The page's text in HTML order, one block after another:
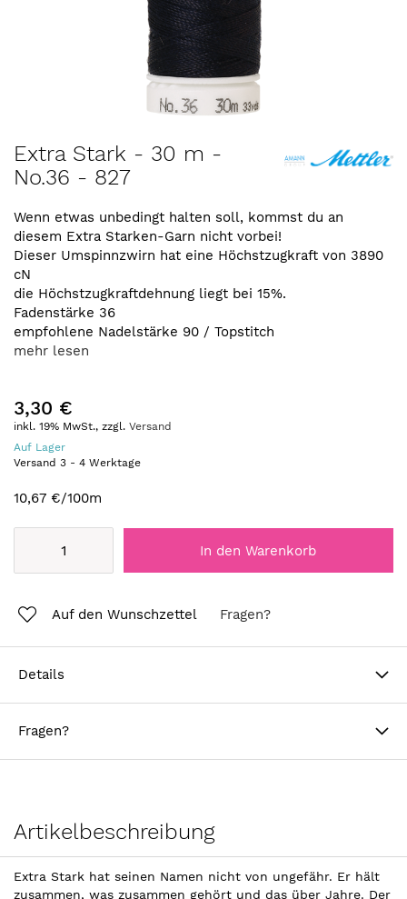
Anfang
der
springen
Extra Stark - 30 m -
No.36 - 827
Wenn etwas unbedingt halten soll, kommst du an
diesem Extra Starken-Garn nicht vorbei!
Dieser Umspinnzwirn hat eine Höchstzugkraft von 3890
cN
die Höchstzugkraftdehnung liegt bei 15%.
Fadenstärke 36
empfohlene Nadelstärke 90 / Topstitch
mehr lesen
3,30 €
inkl. 19% MwSt., zzgl. Versand
Auf Lager
Versand 3 - 4 Werktage
10,67 €/100m
In den Warenkorb
Auf den Wunschzettel Fragen?
Details
Fragen?
Artikelbeschreibung
Extra Stark hat seinen Namen nicht von ungefähr. Er hält
zusammen, was zusammen gehört und das über Jahre. Der